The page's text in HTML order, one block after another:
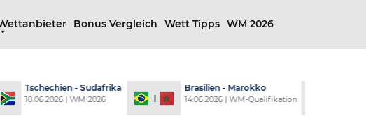
Bonus Vergleich Wett Tipps WM 2026
Tschechien - Südafrika
18.06.2026 | WM 2026
Brasilien - Marokko
14.06.2026 | WM-Qualifikation